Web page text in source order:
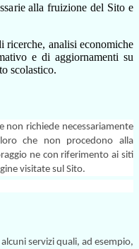
alla fruizione del Sito e
analisi economiche
e di aggiornamenti su
scolastico.
non richiede necessariamente
che non procedono alla
ne con riferimento ai siti
visitate sul Sito.
servizi quali, ad esempio,